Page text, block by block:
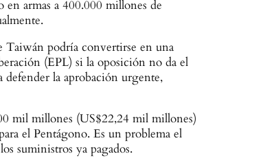
armas a 400.000 millones de
Taiwán podría convertirse en una
(EPL) si la oposición no da el
defender la aprobación urgente,
mil millones (US$22,24 mil millones)
el Pentágono. Es un problema el
suministros ya pagados.